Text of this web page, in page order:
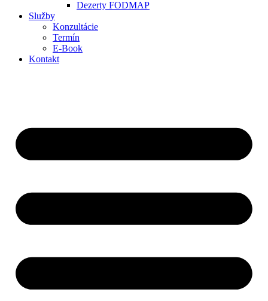
Dezerty FODMAP
Služby
Konzultácie
Termín
E-Book
Kontakt